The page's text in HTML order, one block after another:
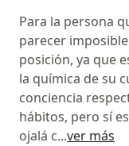
Para la persona
parecer
posición, ya que
la química de su
conciencia
hábitos, pero sí
ojalá c...ver más